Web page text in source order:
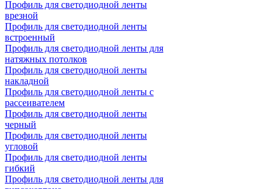
Профиль для светодиодной ленты
врезной
Профиль для светодиодной ленты
встроенный
Профиль для светодиодной ленты для
натяжных потолков
Профиль для светодиодной ленты
накладной
Профиль для светодиодной ленты с
рассеивателем
Профиль для светодиодной ленты
черный
Профиль для светодиодной ленты
угловой
Профиль для светодиодной ленты
гибкий
Профиль для светодиодной ленты для